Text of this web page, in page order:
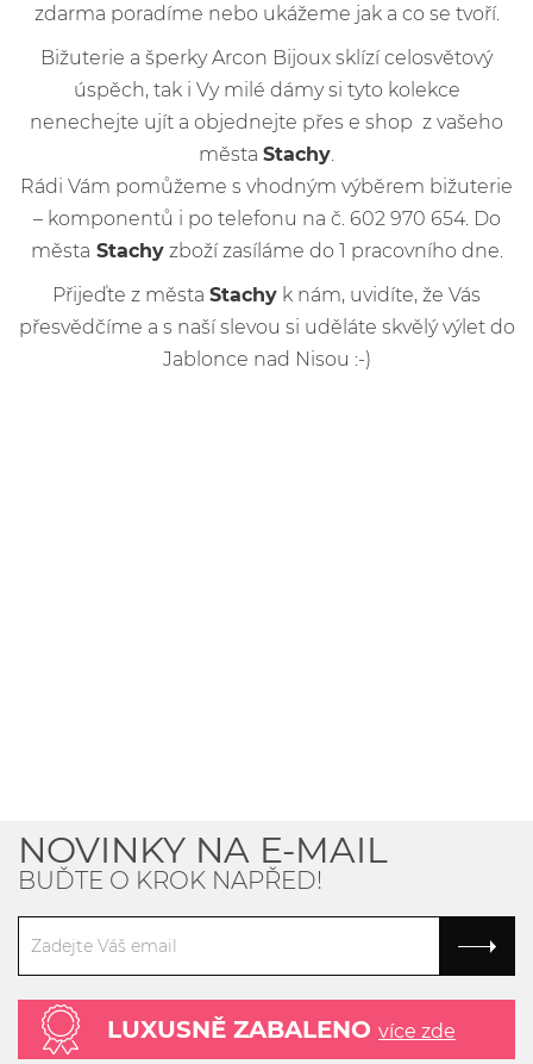
zdarma poradíme nebo ukážeme jak a co se tvoří.
Bižuterie a šperky Arcon Bijoux sklízí celosvětový
úspěch, tak i Vy milé dámy si tyto kolekce
nenechejte ujít a objednejte přes e shop z vašeho
města Stachy
Rádi Vám pomůžeme s vhodným výběrem bižuterie
– komponentů i po telefonu na č. 602 970 654. Do
města Stachyzboží zasíláme do 1 pracovního dne.
Přijeďte z města Stachy k nám, uvidíte, že Vás
přesvědčíme a s naší slevou si uděláte skvělý výlet do
Jablonce nad Nisou :-)
NOVINKY NA E-MAIL
BUĎTE O KROK NAPŘED!
LUXUSNĚ ZABALENO více zde